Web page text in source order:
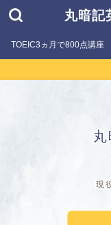
丸暗記
TOEIC3ヵ月で800点講座
現